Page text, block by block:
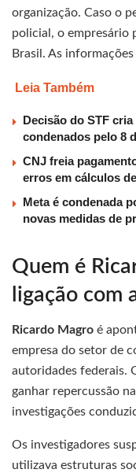
organização. Caso o
policial, o empresário
Brasil. As
Leia Também
Decisão do STF
condenados pelo 8
CNJ freia
erros em cálculos
Meta é condenada
novas medidas de
Quem é
ligação com
Ricardo Magro é
empresa do setor de
autoridades federais.
ganhar repercussão
investigações
Os investigadores
utilizava estruturas